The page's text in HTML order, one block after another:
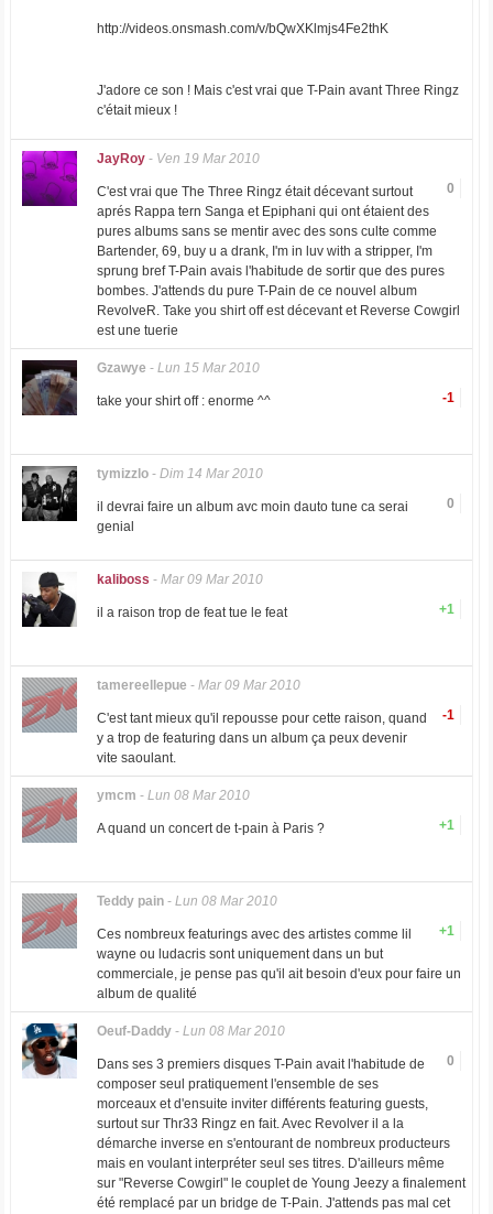
http://videos.onsmash.com/v/bQwXKlmjs4Fe2thK
J'adore ce son ! Mais c'est vrai que T-Pain avant Three Ringz
c'était mieux !
JayRoy- Ven 19 Mar 2010
0
C'est vrai que The Three Ringz était décevant surtout
aprés Rappa tern Sanga et Epiphani qui ont étaient des
pures albums sans se mentir avec des sons culte comme
Bartender, 69, buy u a drank, I'm in luv with a stripper, I'm
sprung bref T-Pain avais l'habitude de sortir que des pures
bombes. J'attends du pure T-Pain de ce nouvel album
RevolveR. Take you shirt off est décevant et Reverse Cowgirl
est une tuerie
Gzawye - Lun 15 Mar 2010
-1
take your shirt off : enorme ^^
tymizzlo- Dim 14 Mar 2010
0
il devrai faire un album avc moin dauto tune ca serai
genial
kaliboss - Mar 09 Mar 2010
+1
il a raison trop de feat tue le feat
tamereellepue - Mar 09 Mar 2010
-1
C'est tant mieux qu'il repousse pour cette raison, quand
y a trop de featuring dans un album ça peux devenir
vite saoulant.
ymcm - Lun 08 Mar 2010
+1
A quand un concert de t-pain à Paris ?
Teddy pain- Lun 08 Mar 2010
+1
Ces nombreux featurings avec des artistes comme lil
wayne ou ludacris sont uniquement dans un but
commerciale, je pense pas qu'il ait besoin d'eux pour faire un
album de qualité
Oeuf-Daddy- Lun 08 Mar 2010
0
Dans ses 3 premiers disques T-Pain avait l'habitude de
composer seul pratiquement l'ensemble de ses
morceaux et d'ensuite inviter différents featuring guests,
surtout sur Thr33 Ringz en fait. Avec Revolver il a la
démarche inverse en s'entourant de nombreux producteurs
mais en voulant interpréter seul ses titres. D'ailleurs même
sur "Reverse Cowgirl" le couplet de Young Jeezy a finalement
été remplacé par un bridge de T-Pain. J'attends pas mal cet